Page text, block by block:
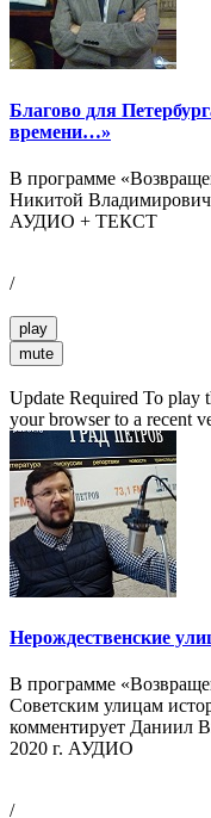
Благово для
времени…»
В программе
Никитой
АУДИО + ТЕКСТ
/
play
mute
Update Required To play
your browser to a recent
Нерождественские
В программе
Советским улицам
комментирует Даниил
2020 г. АУДИО
/